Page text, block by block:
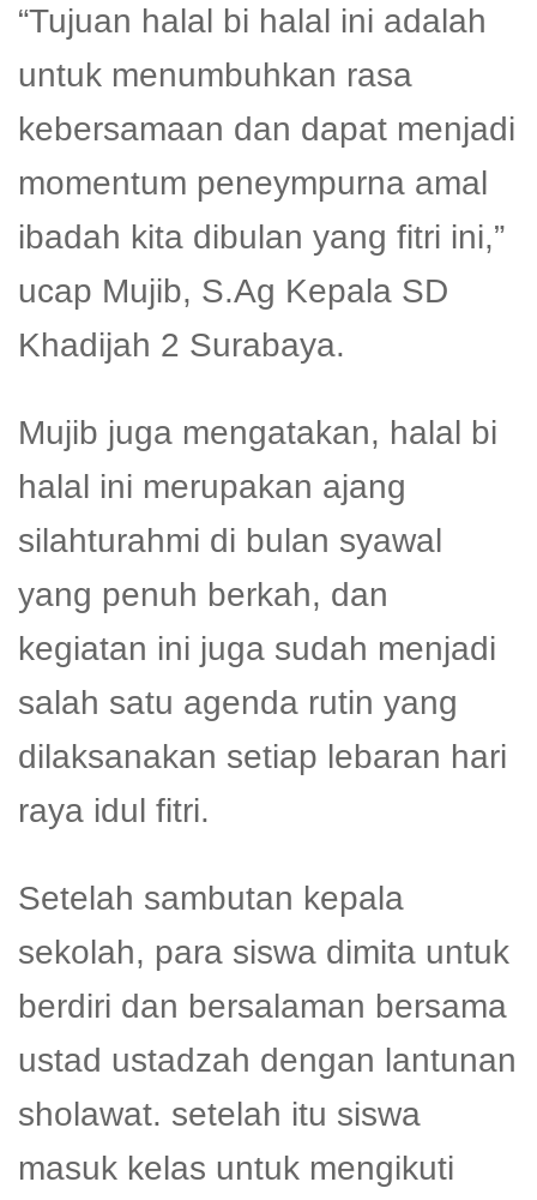
“Tujuan halal bi halal ini adalah
untuk menumbuhkan rasa
kebersamaan dan dapat menjadi
momentum peneympurna amal
ibadah kita dibulan yang fitri ini,”
ucap Mujib, S.Ag Kepala SD
Khadijah 2 Surabaya.
Mujib juga mengatakan, halal bi
halal ini merupakan ajang
silahturahmi di bulan syawal
yang penuh berkah, dan
kegiatan ini juga sudah menjadi
salah satu agenda rutin yang
dilaksanakan setiap lebaran hari
raya idul fitri.
Setelah sambutan kepala
sekolah, para siswa dimita untuk
berdiri dan bersalaman bersama
ustad ustadzah dengan lantunan
sholawat. setelah itu siswa
masuk kelas untuk mengikuti